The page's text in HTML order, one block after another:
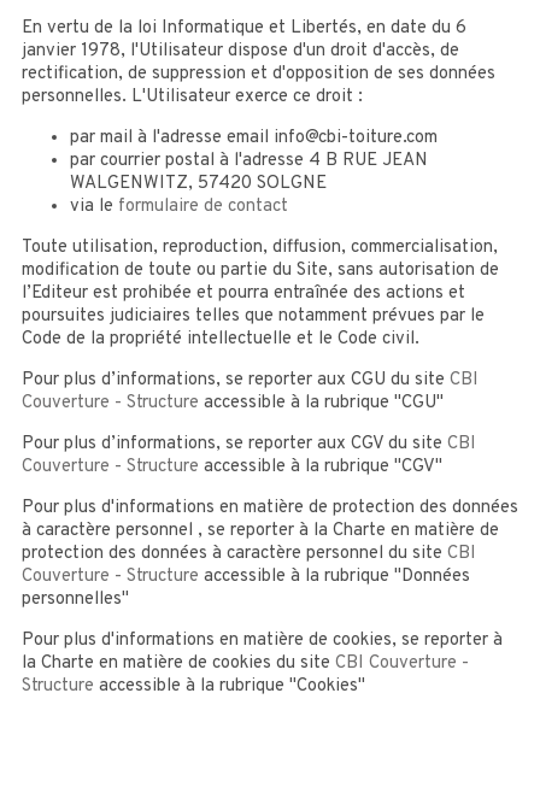
En vertu de la loi Informatique et Libertés, en date du 6
janvier 1978, l'Utilisateur dispose d'un droit d'accès, de
rectification, de suppression et d'opposition de ses données
personnelles. L'Utilisateur exerce ce droit :
par mail à l'adresse email info@cbi-toiture.com
par courrier postal à l'adresse 4 B RUE JEAN
WALGENWITZ, 57420 SOLGNE
via le formulaire de contact
Toute utilisation, reproduction, diffusion, commercialisation,
modification de toute ou partie du Site, sans autorisation de
l’Editeur est prohibée et pourra entraînée des actions et
poursuites judiciaires telles que notamment prévues par le
Code de la propriété intellectuelle et le Code civil.
Pour plus d’informations, se reporter aux CGU du site CBI
Couverture - Structure accessible à la rubrique "CGU"
Pour plus d’informations, se reporter aux CGV du site CBI
Couverture - Structure accessible à la rubrique "CGV"
Pour plus d'informations en matière de protection des données
à caractère personnel , se reporter à la Charte en matière de
protection des données à caractère personnel du site CBI
Couverture - Structure accessible à la rubrique "Données
personnelles"
Pour plus d'informations en matière de cookies, se reporter à
la Charte en matière de cookies du site CBI Couverture -
Structure accessible à la rubrique "Cookies"